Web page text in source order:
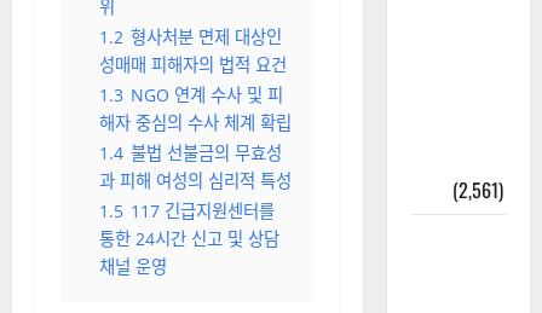
위
1.2 형사처분 면제 대상인
성매매 피해자의 법적 요건
1.3 NGO 연계 수사 및 피
해자 중심의 수사 체계 확립
1.4 불법 선불금의 무효성
과 피해 여성의 심리적 특성
1.5 117 긴급지원센터를
통한 24시간 신고 및 상담
채널 운영
(2,561)